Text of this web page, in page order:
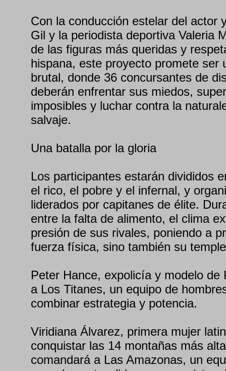
Con la conducción estelar del actor
Gil y la periodista deportiva Valeria
de las figuras más queridas y
hispana, este proyecto promete ser
brutal, donde 36 concursantes de
deberán enfrentar sus miedos,
imposibles y luchar contra la
salvaje.
Una batalla por la gloria
Los participantes estarán divididos
el rico, el pobre y el infernal, y
liderados por capitanes de élite.
entre la falta de alimento, el clima
presión de sus rivales, poniendo a
fuerza física, sino también su
Peter Hance, expolicía y modelo de
a Los Titanes, un equipo de
combinar estrategia y potencia.
Viridiana Álvarez, primera mujer
conquistar las 14 montañas más
comandará a Las Amazonas, un